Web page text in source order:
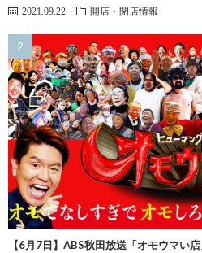
2021.09.22 開店・閉店情報
【6月7日】ABS秋田放送「オモウマい